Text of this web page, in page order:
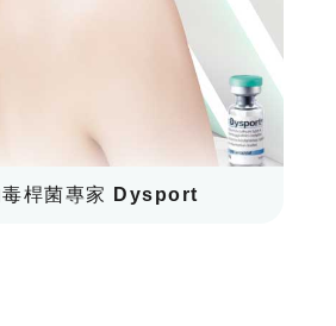
毒桿菌專家 Dysport